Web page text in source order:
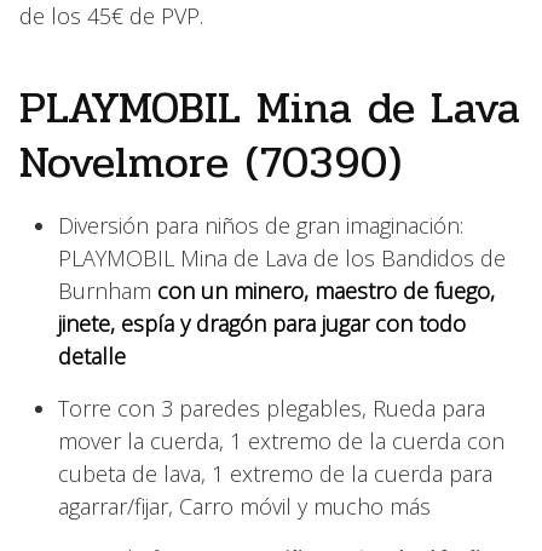
de los 45€ de PVP.
PLAYMOBIL Mina de Lava
Novelmore (70390)
Diversión para niños de gran imaginación:
PLAYMOBIL Mina de Lava de los Bandidos de
Burnham con un minero, maestro de fuego,
jinete, espía y dragón para jugar con todo
detalle
Torre con 3 paredes plegables, Rueda para
mover la cuerda, 1 extremo de la cuerda con
cubeta de lava, 1 extremo de la cuerda para
agarrar/fijar, Carro móvil y mucho más